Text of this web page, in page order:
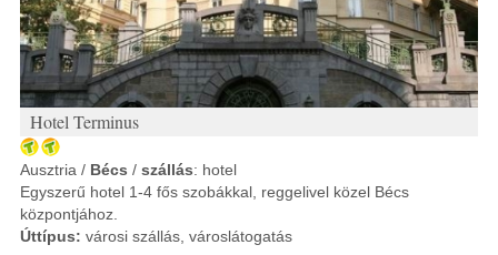
Hotel Terminus
Ausztria / Bécs / szállás: hotel
Egyszerű hotel 1-4 fős szobákkal, reggelivel közel Bécs
központjához.
Úttípus: városi szállás, városlátogatás